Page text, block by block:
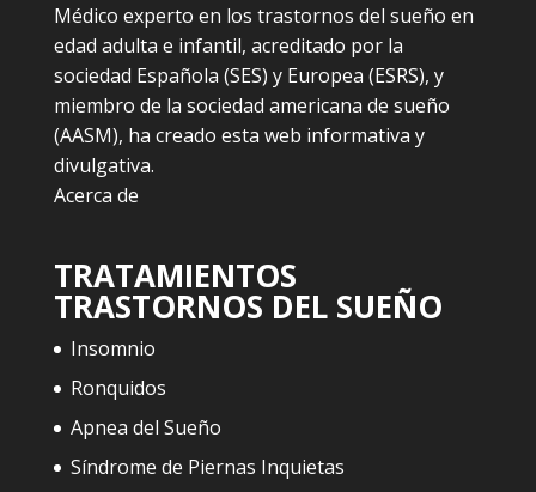
Médico experto en los trastornos del sueño en
edad adulta e infantil, acreditado por la
sociedad Española (SES) y Europea (ESRS), y
miembro de la sociedad americana de sueño
(AASM), ha creado esta web informativa y
divulgativa.
Acerca de
TRATAMIENTOS
TRASTORNOS DEL SUEÑO
Insomnio
Ronquidos
Apnea del Sueño
Síndrome de Piernas Inquietas